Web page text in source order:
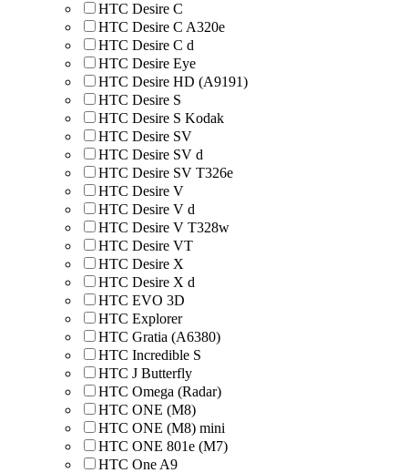
HTC Desire C
HTC Desire C A320e
HTC Desire C d
HTC Desire Eye
HTC Desire HD (A9191)
HTC Desire S
HTC Desire S Kodak
HTC Desire SV
HTC Desire SV d
HTC Desire SV T326e
HTC Desire V
HTC Desire V d
HTC Desire V T328w
HTC Desire VT
HTC Desire X
HTC Desire X d
HTC EVO 3D
HTC Explorer
HTC Gratia (A6380)
HTC Incredible S
HTC J Butterfly
HTC Omega (Radar)
HTC ONE (M8)
HTC ONE (M8) mini
HTC ONE 801e (M7)
HTC One A9